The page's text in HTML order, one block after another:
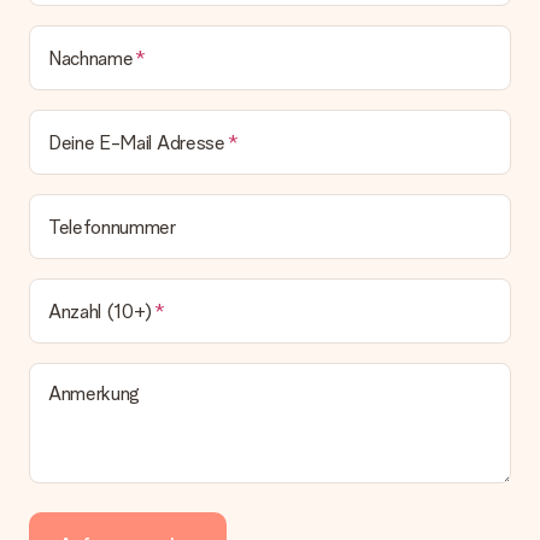
Nachname
Deine E-Mail Adresse
Telefonnummer
Anzahl (10+)
Anmerkung